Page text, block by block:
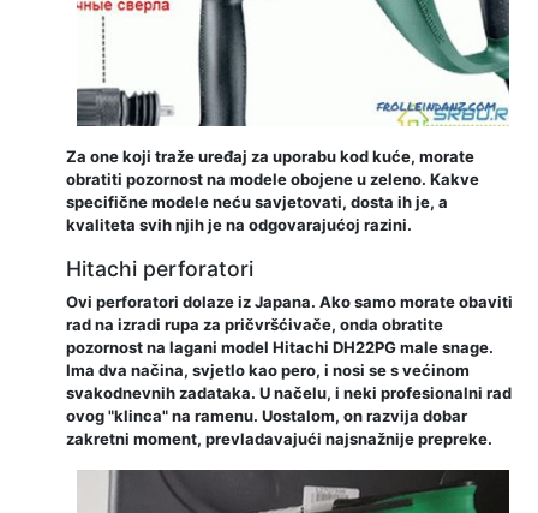
Za one koji traže uređaj za uporabu kod kuće, morate
obratiti pozornost na modele obojene u zeleno. Kakve
specifične modele neću savjetovati, dosta ih je, a
kvaliteta svih njih je na odgovarajućoj razini.
Hitachi perforatori
Ovi perforatori dolaze iz Japana. Ako samo morate obaviti
rad na izradi rupa za pričvršćivače, onda obratite
pozornost na lagani model Hitachi DH22PG male snage.
Ima dva načina, svjetlo kao pero, i nosi se s većinom
svakodnevnih zadataka. U načelu, i neki profesionalni rad
ovog "klinca" na ramenu. Uostalom, on razvija dobar
zakretni moment, prevladavajući najsnažnije prepreke.